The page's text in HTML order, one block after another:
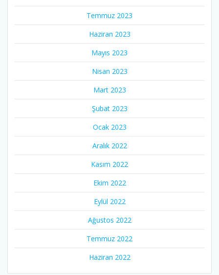
Temmuz 2023
Haziran 2023
Mayıs 2023
Nisan 2023
Mart 2023
Şubat 2023
Ocak 2023
Aralık 2022
Kasım 2022
Ekim 2022
Eylül 2022
Ağustos 2022
Temmuz 2022
Haziran 2022